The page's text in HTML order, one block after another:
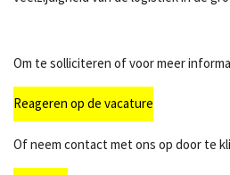
Om te solliciteren of voor meer
Reageren op de vacature
Of neem contact met ons op door te